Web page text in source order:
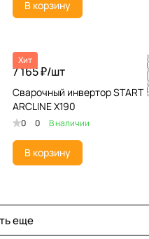
В корзину
Хит
7 165 ₽/шт
Сварочный инвертор START
ARCLINE Х190
0 0 В наличии
В корзину
еще